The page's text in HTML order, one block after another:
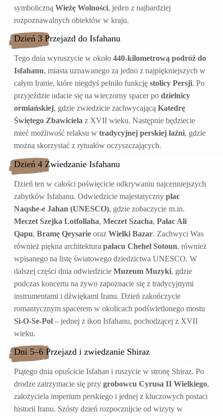
symboliczną Wieżę Wolności, jeden z najbardziej
rozpoznawalnych obiektów w kraju.
Dzień 3 Przejazd do Isfahanu
Tego dnia wyruszycie w około 440-kilometrową podróż do
Isfahanu, miasta uznawanego za jedno z najpiękniejszych w
całym Iranie, które niegdyś pełniło funkcję stolicy Persji. Po
przyjeździe udacie się na wieczorny spacer po dzielnicy
ormiańskiej, gdzie zwiedzicie zachwycającą Katedrę
Świętego Zbawiciela z XVII wieku. Następnie będziecie
mieć możliwość relaksu w tradycyjnej perskiej łaźni, gdzie
można skorzystać z rytuałów oczyszczających.
Dzień 4 Zwiedzanie Isfahanu
Dzień ten w całości poświęcicie odkrywaniu najcenniejszych
zabytków Isfahanu. Odwiedzicie majestatyczny plac
Naqshe-e Jahan (UNESCO), gdzie zobaczycie m.in.
Meczet Szejka Lotfollaha, Meczet Szacha, Pałac Ali
Qapu, Bramę Qeysarie oraz Wielki Bazar. Zachwyci Was
również piękna architektura pałacu Chehel Sotoun, również
wpisanego na listę światowego dziedzictwa UNESCO. W
dalszej części dnia odwiedzicie Muzeum Muzyki, gdzie
podczas koncertu na żywo zapoznacie się z tradycyjnymi
instrumentami i dźwiękami Iranu. Dzień zakończycie
romantycznym spacerem w okolicach podświetlonego mostu
Si-O-Se-Pol – jednej z ikon Isfahanu, pochodzącej z XVII
wieku.
Dni 5–6 Przejazd i zwiedzanie Shiraz
Piątego dnia opuścicie Isfahan i ruszycie w stronę Shiraz. Po
drodze zatrzymacie się przy grobowcu Cyrusa II Wielkiego,
założyciela imperium perskiego i jednej z kluczowych postaci
historii Iranu. Szósty dzień rozpocznijcie od wizyty w